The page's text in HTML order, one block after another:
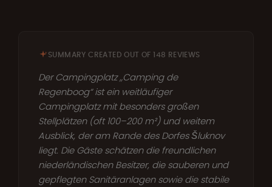
SUMMARY CREATED OUT OF 148 REVIEWS
Der Campingplatz „Camping de
Regenboog“ ist ein weitläufiger
Campingplatz mit besonders großen
Stellplätzen (oft 100–200 m²) und weitem
Ausblick, der am Rande des Dorfes Šluknov
liegt. Die Gäste schätzen die freundlichen
niederländischen Besitzer, die sauberen und
gepflegten Sanitäranlagen sowie die stabile